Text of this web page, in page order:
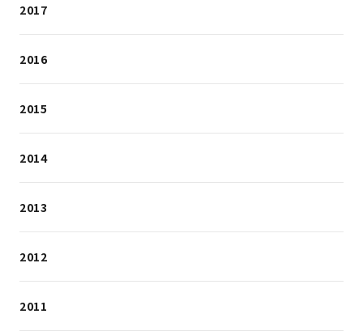
2017
2016
2015
2014
2013
2012
2011